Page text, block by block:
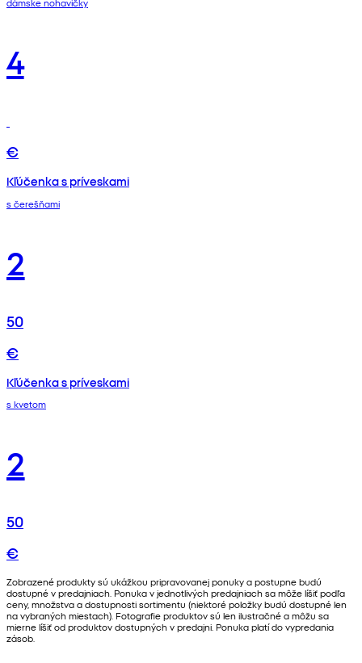
4
€
Kľúčenka s príveskami
s čerešňami
2
50
€
Kľúčenka s príveskami
s kvetom
2
50
€
Zobrazené produkty sú ukážkou pripravovanej ponuky a postupne budú
dostupné v predajniach. Ponuka v jednotlivých predajniach sa môže líšiť podľa
ceny, množstva a dostupnosti sortimentu (niektoré položky budú dostupné len
na vybraných miestach). Fotografie produktov sú len ilustračné a môžu sa
mierne líšiť od produktov dostupných v predajni. Ponuka platí do vypredania
zásob.